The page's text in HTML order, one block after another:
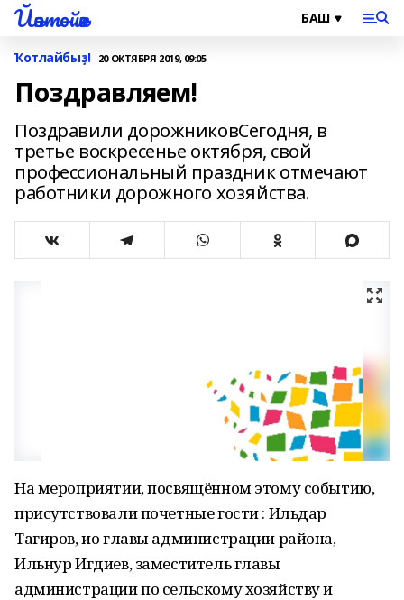
Йәнтөйәк
Ҡотлайбыҙ! 20 ОКТЯБРЯ 2019, 09:05
Поздравляем!
Поздравили дорожниковСегодня, в
третье воскресенье октября, свой
профессиональный праздник отмечают
работники дорожного хозяйства.
На мероприятии, посвящённом этому событию,
присутствовали почетные гости : Ильдар
Тагиров, ио главы администрации района,
Ильнур Игдиев, заместитель главы
администрации по сельскому хозяйству и